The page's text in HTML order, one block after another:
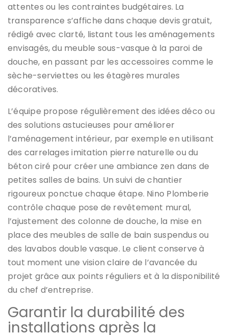
attentes ou les contraintes budgétaires. La
transparence s’affiche dans chaque devis gratuit,
rédigé avec clarté, listant tous les aménagements
envisagés, du meuble sous-vasque à la paroi de
douche, en passant par les accessoires comme le
sèche-serviettes ou les étagères murales
décoratives.
L’équipe propose régulièrement des idées déco ou
des solutions astucieuses pour améliorer
l’aménagement intérieur, par exemple en utilisant
des carrelages imitation pierre naturelle ou du
béton ciré pour créer une ambiance zen dans de
petites salles de bains. Un suivi de chantier
rigoureux ponctue chaque étape. Nino Plomberie
contrôle chaque pose de revêtement mural,
l’ajustement des colonne de douche, la mise en
place des meubles de salle de bain suspendus ou
des lavabos double vasque. Le client conserve à
tout moment une vision claire de l’avancée du
projet grâce aux points réguliers et à la disponibilité
du chef d’entreprise.
Garantir la durabilité des
installations après la